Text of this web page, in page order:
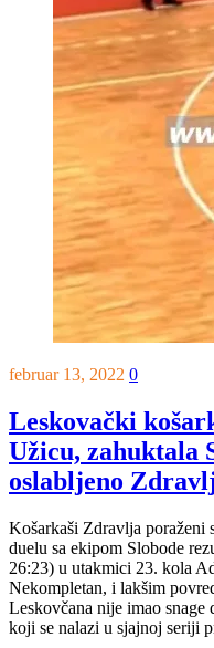
februar 13, 2022 0
Leskovački
Užicu, zahuktala
oslabljeno
Košarkaši Zdravlja poraženi
duelu sa ekipom Slobode
26:23) u utakmici 23. kola
Nekompletan, i lakšim
Leskovčana nije imao snage
koji se nalazi u sjajnoj seriji